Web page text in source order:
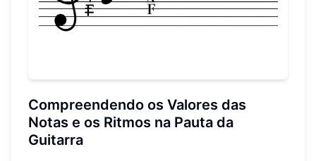
Compreendendo os Valores das
Notas e os Ritmos na Pauta da
Guitarra